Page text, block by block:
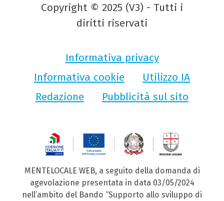
Copyright © 2025 (V3) - Tutti i
diritti riservati
Informativa privacy
Informativa cookie
Utilizzo IA
Redazione
Pubblicità sul sito
MENTELOCALE WEB, a seguito della domanda di
agevolazione presentata in data 03/05/2024
nell’ambito del Bando “Supporto allo sviluppo di